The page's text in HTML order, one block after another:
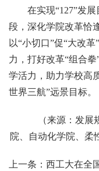
在实现“127”发
段，深化学院改革恰
以“小切口”促“大改
力，打好改革“组合
学活力，助力学校高
世界三航”远景目标。
（来源：发
院、自动化学院、柔
上一条：西工大在